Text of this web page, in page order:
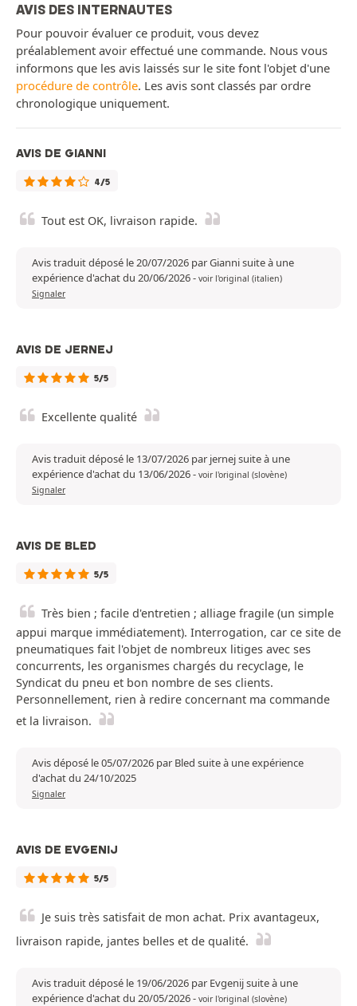
AVIS DES INTERNAUTES
Pour pouvoir évaluer ce produit, vous devez
préalablement avoir effectué une commande. Nous vous
informons que les avis laissés sur le site font l'objet d'une
procédure de contrôle. Les avis sont classés par ordre
chronologique uniquement.
AVIS DE GIANNI
4/5
Tout est OK, livraison rapide.
Avis traduit déposé le 20/07/2026 par Gianni suite à une
expérience d'achat du 20/06/2026- voir l'original (italien)
Signaler
AVIS DE JERNEJ
5/5
Excellente qualité
Avis traduit déposé le 13/07/2026 par jernej suite à une
expérience d'achat du 13/06/2026- voir l'original (slovène)
Signaler
AVIS DE BLED
5/5
Très bien ; facile d'entretien ; alliage fragile (un simple
appui marque immédiatement). Interrogation, car ce site de
pneumatiques fait l'objet de nombreux litiges avec ses
concurrents, les organismes chargés du recyclage, le
Syndicat du pneu et bon nombre de ses clients.
Personnellement, rien à redire concernant ma commande
et la livraison.
Avis déposé le 05/07/2026 par Bled suite à une expérience
d'achat du 24/10/2025
Signaler
AVIS DE EVGENIJ
5/5
Je suis très satisfait de mon achat. Prix avantageux,
livraison rapide, jantes belles et de qualité.
Avis traduit déposé le 19/06/2026 par Evgenij suite à une
expérience d'achat du 20/05/2026- voir l'original (slovène)